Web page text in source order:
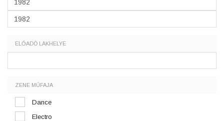
ELŐADÓ LAKHELYE
ZENE MŰFAJA
Dance
Electro